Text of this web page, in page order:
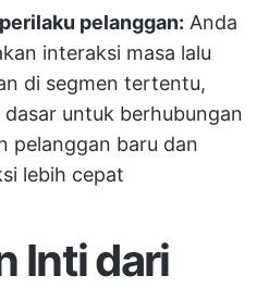
pelanggan: Anda
interaksi masa lalu
di segmen tertentu,
dasar untuk berhubungan
pelanggan baru dan
lebih cepat
Inti dari